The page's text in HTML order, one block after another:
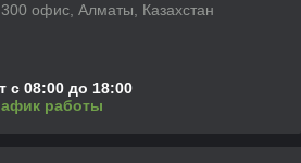
офис, Алматы, Казахстан
с 08:00 до 18:00
работы